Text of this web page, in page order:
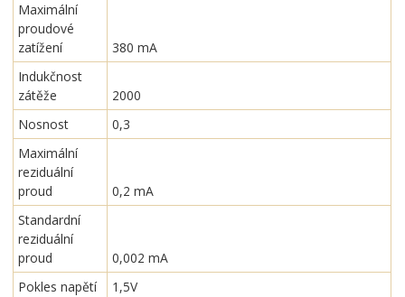
Maximální
proudové
zatížení
380 mA
Indukčnost
zátěže
2000
Nosnost
0,3
Maximální
reziduální
proud
0,2 mA
Standardní
reziduální
proud
0,002 mA
Pokles napětí
1,5V